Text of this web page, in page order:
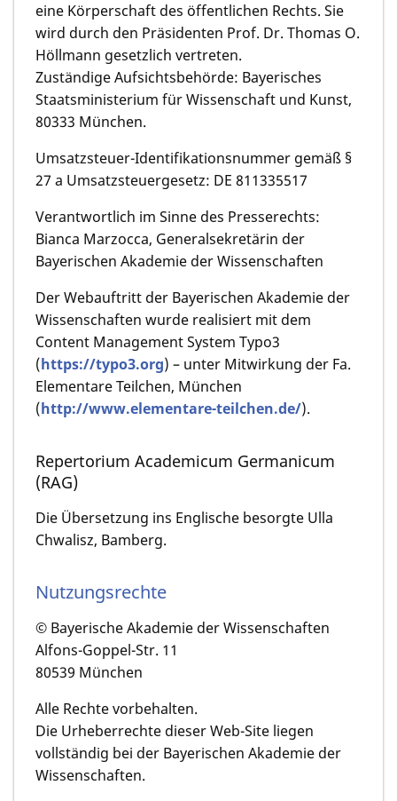
eine Körperschaft des öffentlichen Rechts. Sie
wird durch den Präsidenten Prof. Dr. Thomas O.
Höllmann gesetzlich vertreten.
Zuständige Aufsichtsbehörde: Bayerisches
Staatsministerium für Wissenschaft und Kunst,
80333 München.
Umsatzsteuer-Identifikationsnummer gemäß §
27 a Umsatzsteuergesetz: DE 811335517
Verantwortlich im Sinne des Presserechts:
Bianca Marzocca, Generalsekretärin der
Bayerischen Akademie der Wissenschaften
Der Webauftritt der Bayerischen Akademie der
Wissenschaften wurde realisiert mit dem
Content Management System Typo3
(https://typo3.org) – unter Mitwirkung der Fa.
Elementare Teilchen, München
(http://www.elementare-teilchen.de/).
Repertorium Academicum Germanicum
(RAG)
Die Übersetzung ins Englische besorgte Ulla
Chwalisz, Bamberg.
Nutzungsrechte
© Bayerische Akademie der Wissenschaften
Alfons-Goppel-Str. 11
80539 München
Alle Rechte vorbehalten.
Die Urheberrechte dieser Web-Site liegen
vollständig bei der Bayerischen Akademie der
Wissenschaften.